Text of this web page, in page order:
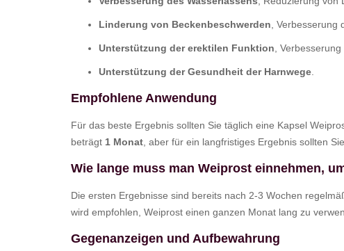
Linderung von Beckenbeschwerden, Verbesserung
Unterstützung der erektilen Funktion,
Unterstützung der Gesundheit der Harnwege.
Empfohlene Anwendung
Für das beste Ergebnis sollten Sie täglich eine Kapsel
beträgt 1 Monat, aber für ein langfristiges Ergebnis sollten
Wie lange muss man Weiprost einnehmen,
Die ersten Ergebnisse sind bereits nach 2-3 Wochen
wird empfohlen, Weiprost einen ganzen Monat lang zu
Gegenanzeigen und Aufbewahrung